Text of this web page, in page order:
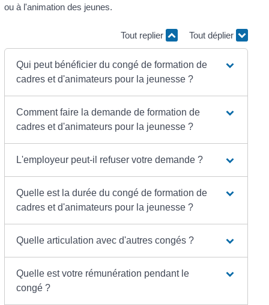
ou à l'animation des jeunes.
Tout replier Tout déplier
Qui peut bénéficier du congé de formation de
cadres et d'animateurs pour la jeunesse ?
Comment faire la demande de formation de
cadres et d'animateurs pour la jeunesse ?
L'employeur peut-il refuser votre demande ?
Quelle est la durée du congé de formation de
cadres et d'animateurs pour la jeunesse ?
Quelle articulation avec d'autres congés ?
Quelle est votre rémunération pendant le
congé ?